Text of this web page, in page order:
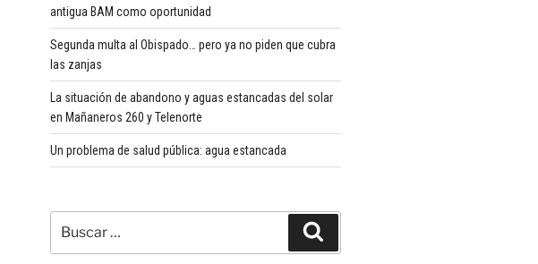
antigua BAM como oportunidad
Segunda multa al Obispado… pero ya no piden que cubra
las zanjas
La situación de abandono y aguas estancadas del solar
en Mañaneros 260 y Telenorte
Un problema de salud pública: agua estancada
por: